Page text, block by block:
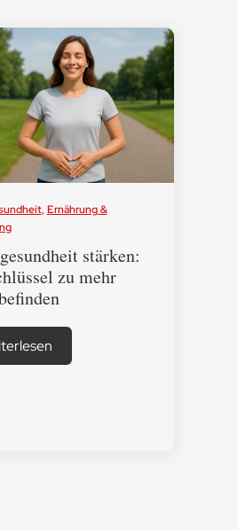
,Ernährung &
stärken:
zu mehr